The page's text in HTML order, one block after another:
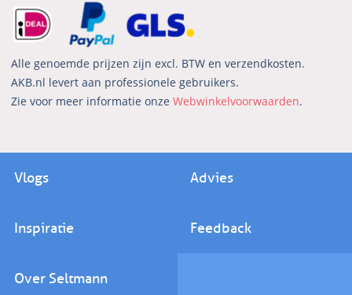
Alle genoemde prijzen zijn excl. BTW en verzendkosten.
AKB.nl levert aan professionele gebruikers.
Zie voor meer informatie onzeWebwinkelvoorwaarden.
Vlogs Advies
Inspiratie Feedback
Over Seltmann